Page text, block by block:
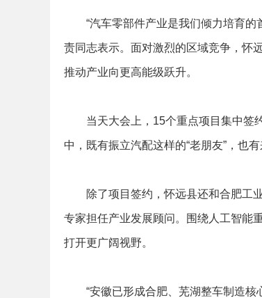
“汽车零部件产业是我们倾力培育的
责同志表示。面对激烈的区域竞争，怀
推动产业向更高能级跃升。
当天大会上，15个重点项目集中签约
中，既有振立汽配这样的“老朋友”，也
除了项目签约，怀远县还和合肥工业
专家担任产业发展顾问。围绕人工智能
打开更广阔视野。
“安徽已形成合肥、芜湖整车制造核